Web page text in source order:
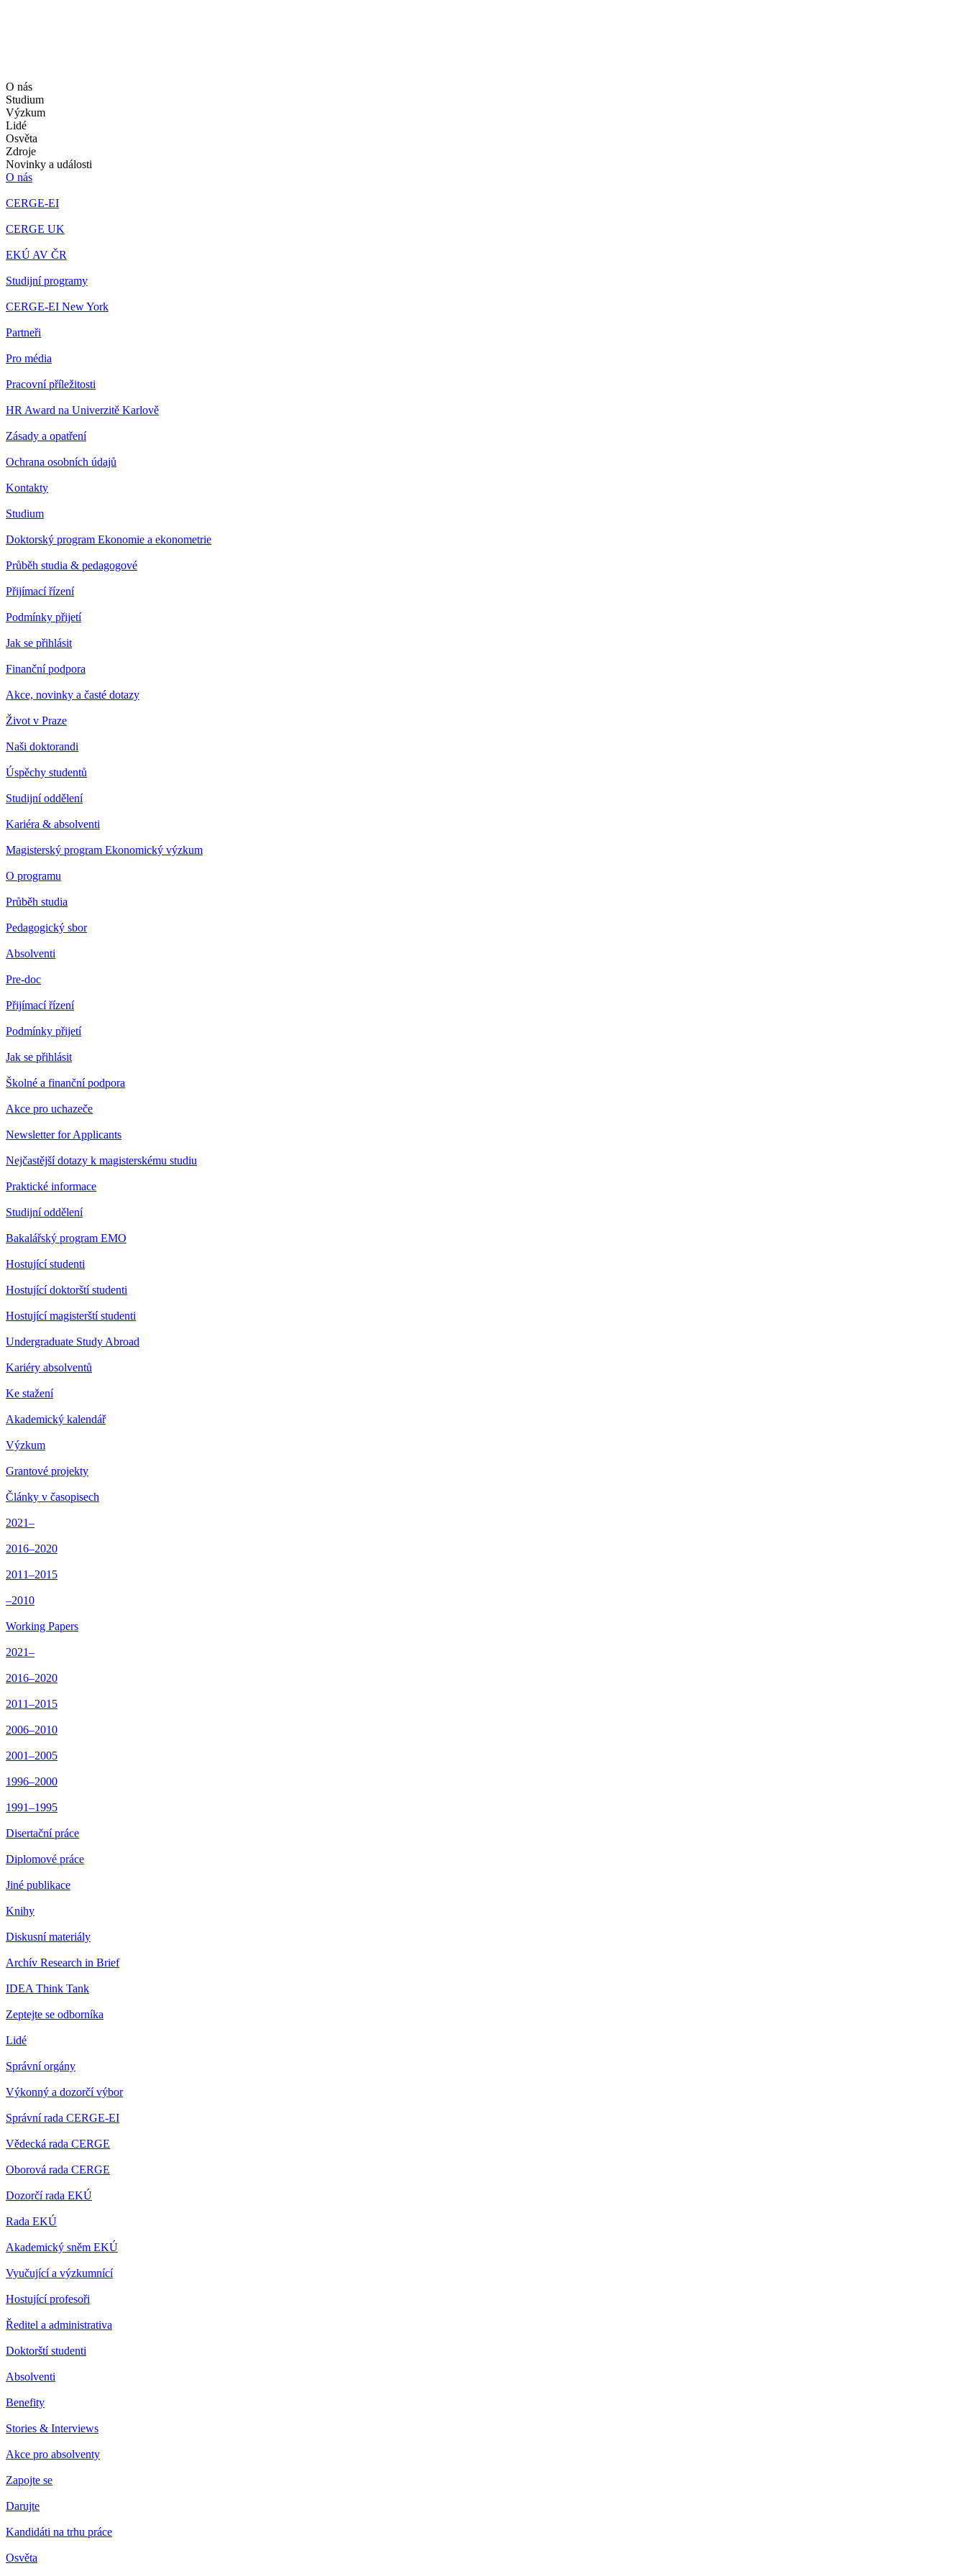
O nás
Studium
Výzkum
Lidé
Osvěta
Zdroje
Novinky a události
O nás
CERGE-EI
CERGE UK
EKÚ AV ČR
Studijní programy
CERGE-EI New York
Partneři
Pro média
Pracovní příležitosti
HR Award na Univerzitě Karlově
Zásady a opatření
Ochrana osobních údajů
Kontakty
Studium
Doktorský program Ekonomie a ekonometrie
Průběh studia & pedagogové
Přijímací řízení
Podmínky přijetí
Jak se přihlásit
Finanční podpora
Akce, novinky a časté dotazy
Život v Praze
Naši doktorandi
Úspěchy studentů
Studijní oddělení
Kariéra & absolventi
Magisterský program Ekonomický výzkum
O programu
Průběh studia
Pedagogický sbor
Absolventi
Pre-doc
Přijímací řízení
Podmínky přijetí
Jak se přihlásit
Školné a finanční podpora
Akce pro uchazeče
Newsletter for Applicants
Nejčastější dotazy k magisterskému studiu
Praktické informace
Studijní oddělení
Bakalářský program EMO
Hostující studenti
Hostující doktorští studenti
Hostující magisterští studenti
Undergraduate Study Abroad
Kariéry absolventů
Ke stažení
Akademický kalendář
Výzkum
Grantové projekty
Články v časopisech
2021–
2016–2020
2011–2015
–2010
Working Papers
2021–
2016–2020
2011–2015
2006–2010
2001–2005
1996–2000
1991–1995
Disertační práce
Diplomové práce
Jiné publikace
Knihy
Diskusní materiály
Archív Research in Brief
IDEA Think Tank
Zeptejte se odborníka
Lidé
Správní orgány
Výkonný a dozorčí výbor
Správní rada CERGE-EI
Vědecká rada CERGE
Oborová rada CERGE
Dozorčí rada EKÚ
Rada EKÚ
Akademický sněm EKÚ
Vyučující a výzkumnící
Hostující profesoři
Ředitel a administrativa
Doktorští studenti
Absolventi
Benefity
Stories & Interviews
Akce pro absolventy
Zapojte se
Darujte
Kandidáti na trhu práce
Osvěta